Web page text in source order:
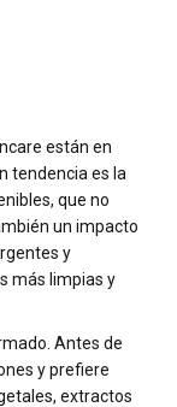
están en
tendencia es la
que no
un impacto
y
más limpias y
Antes de
y prefiere
extractos